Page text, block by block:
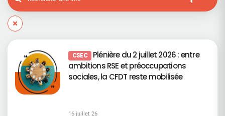
CSEC Plénière du 2 juillet 2026 : entre
ambitions RSE et préoccupations
sociales, la CFDT reste mobilisée
16 juillet 26